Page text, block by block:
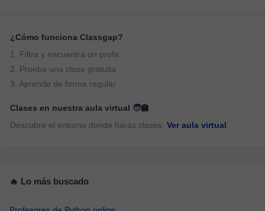
¿Cómo funciona Classgap?
1. Filtra y encuentra un profe
2. Prueba una clase gratuita
3. Aprende de forma regular
Clases en nuestra aula virtual 🧑‍🏫
Descubre el entorno donde harás clases. Ver aula virtual
🔥 Lo más buscado